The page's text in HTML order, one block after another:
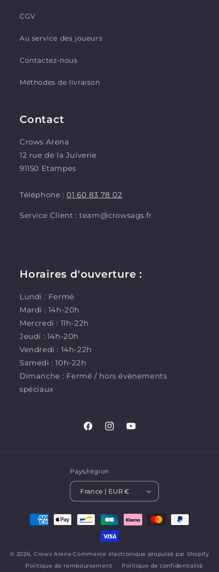
CGV
Au service des joueurs
Contactez-nous
Méthodes de livraison
Contact
Crows Arena
12 rue de la Juiverie
91150 Etampes
Téléphone :01 60 83 78 02
Service Client : team@crowsags.fr
Horaires d'ouverture :
Lundi : Fermé
Mardi : 14h-20h
Mercredi : 11h-22h
Jeudi : 14h-20h
Vendredi : 14h-22h
Samedi : 10h-22h
Dimanche : Fermé / hors évènements
spéciaux
FacebookInstagramYouTube
Pays/région
France | EUR €
Moyens
© 2026, Crows Arena Commerce électronique propulsé par Shopify
Politique de remboursement
Politique de confidentialité